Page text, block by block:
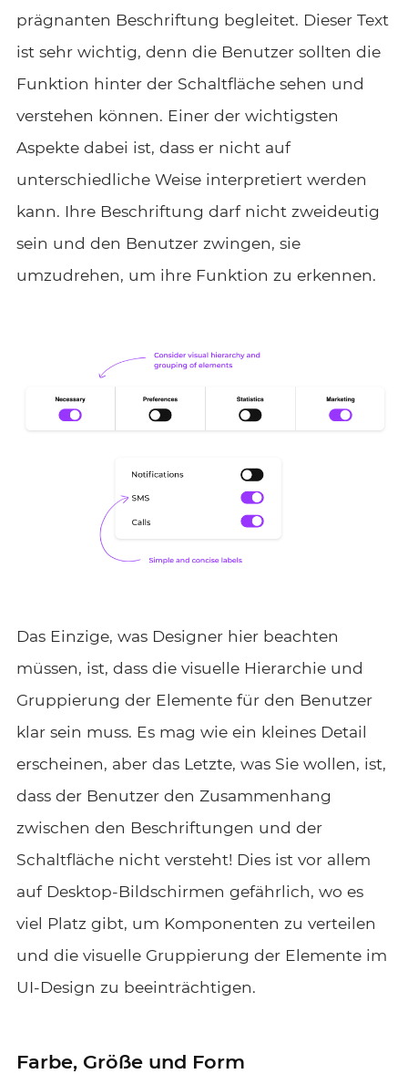
prägnanten Beschriftung begleitet. Dieser Text
ist sehr wichtig, denn die Benutzer sollten die
Funktion hinter der Schaltfläche sehen und
verstehen können. Einer der wichtigsten
Aspekte dabei ist, dass er nicht auf
unterschiedliche Weise interpretiert werden
kann. Ihre Beschriftung darf nicht zweideutig
sein und den Benutzer zwingen, sie
umzudrehen, um ihre Funktion zu erkennen.
Das Einzige, was Designer hier beachten
müssen, ist, dass die visuelle Hierarchie und
Gruppierung der Elemente für den Benutzer
klar sein muss. Es mag wie ein kleines Detail
erscheinen, aber das Letzte, was Sie wollen, ist,
dass der Benutzer den Zusammenhang
zwischen den Beschriftungen und der
Schaltfläche nicht versteht! Dies ist vor allem
auf Desktop-Bildschirmen gefährlich, wo es
viel Platz gibt, um Komponenten zu verteilen
und die visuelle Gruppierung der Elemente im
UI-Design zu beeinträchtigen.
Farbe, Größe und Form